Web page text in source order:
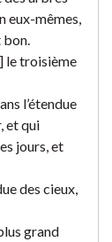
eux-mêmes,
le troisième
l’étendue
et qui
jours, et
des cieux,
grand